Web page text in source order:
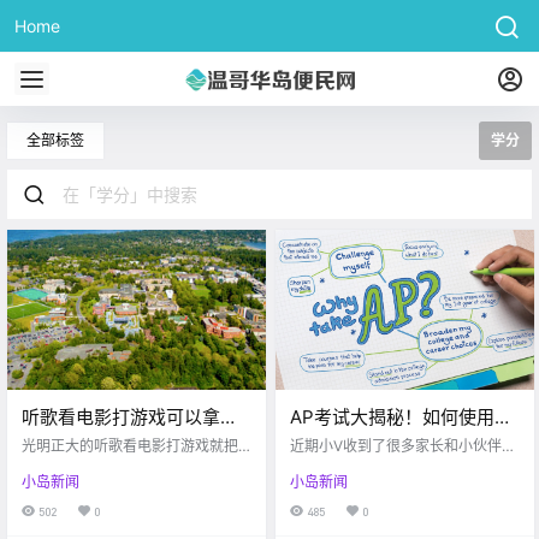
Home
全部标签 学分
听歌看电影打游戏可以拿学
分？Uvic 那些意想不到的选
光明正大的听歌看电影打游戏就把
给老师唱歌？只有你想不到的！
小岛新闻
502 0
AP考试大揭秘！如何使用AP
学分转换大学学分？
近期小V收到了很多家长和小伙伴们
课程，有什么学科的设置，以及高
分对大学.
小岛新闻
485 0